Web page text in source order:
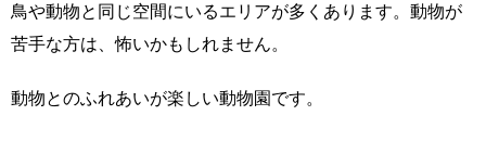
鳥や動物と同じ空間にいるエリアが多くあります。動物が
苦手な方は、怖いかもしれません。
動物とのふれあいが楽しい動物園です。